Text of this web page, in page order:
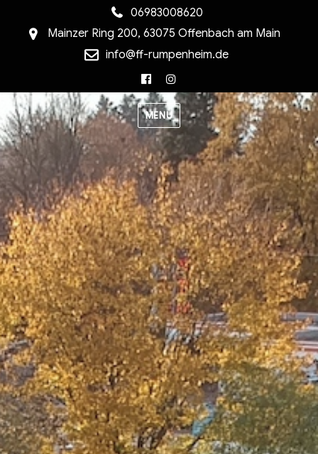
06983008620
Mainzer Ring 200, 63075 Offenbach am Main
info@ff-rumpenheim.de
Facebook
MENU